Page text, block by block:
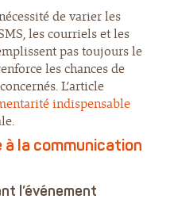
de varier les
les courriels et les
pas toujours le
les chances de
L’article
indispensable
à la communication
l’événement